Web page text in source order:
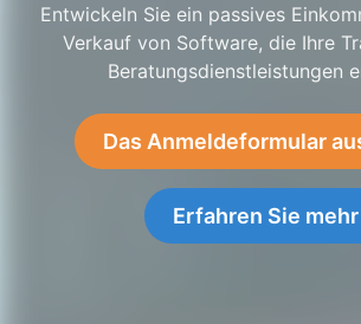
Entwickeln Sie ein passives
Verkauf von Software, die Ihre
Beratungsdienstleistungen
Das Anmeldeformular
Erfahren Sie mehr